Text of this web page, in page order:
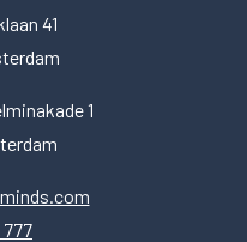
41
1